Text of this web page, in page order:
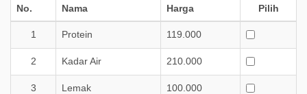
No. Nama Harga Pilih
1 Protein 119.000
2 Kadar Air 210.000
3 Lemak 100.000